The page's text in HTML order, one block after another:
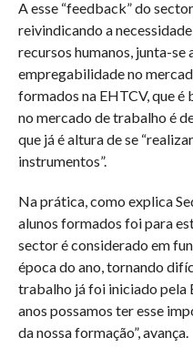
A esse “feedback” do
reivindicando a
recursos humanos, junta-se
empregabilidade no
formados na EHTCV, que é
no mercado de trabalho é
que já é altura de se
instrumentos”.
Na prática, como explica
alunos formados foi para
sector é considerado em
época do ano, tornando
trabalho já foi iniciado pela
anos possamos ter esse
da nossa formação”, avança.